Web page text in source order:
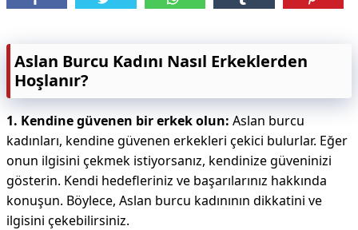
Aslan Burcu Kadını Nasıl Erkeklerden
Hoşlanır?
1. Kendine güvenen bir erkek olun: Aslan burcu
kadınları, kendine güvenen erkekleri çekici bulurlar. Eğer
onun ilgisini çekmek istiyorsanız, kendinize güveninizi
gösterin. Kendi hedefleriniz ve başarılarınız hakkında
konuşun. Böylece, Aslan burcu kadınının dikkatini ve
ilgisini çekebilirsiniz.